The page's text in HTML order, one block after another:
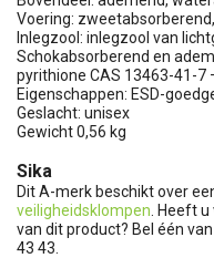
Voering:
Inlegzool: inlegzool van
Schokabsorberend en
pyrithione CAS 13463-41-7
Eigenschappen: ESD-
Geslacht: unisex
Gewicht 0,56 kg
Sika
Dit A-merk beschikt over
veiligheidsklompen . Heeft
van dit product? Bel één
43 43.